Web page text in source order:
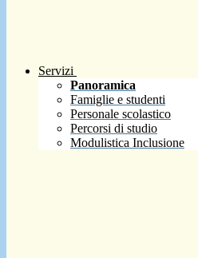
Servizi
Panoramica
Famiglie e studenti
Personale scolastico
Percorsi di studio
Modulistica Inclusione